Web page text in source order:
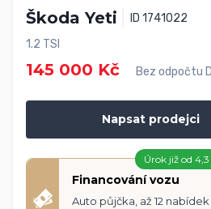
Škoda Yeti
ID 1741022
1.2 TSI
145 000 Kč Bez odpočtu
Napsat prodejci
Úrok již od 4,3
Financování vozu
Auto půjčka, až 12